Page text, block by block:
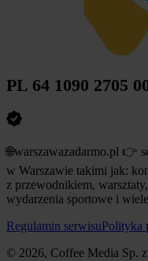
PL 64 1090 2705
🌐warszawazadarmo.pl 👉
w Warszawie takimi jak:
z przewodnikiem,
wydarzenia sportowe i
Regulamin serwisuPolityka
© 2026, Coffee Media Sp.